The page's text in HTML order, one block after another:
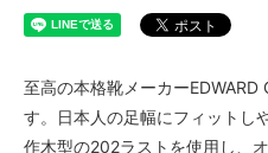
至高の本格靴メーカーEDWARD
す。日本人の足幅にフィットし
作木型の202ラストを使用し、